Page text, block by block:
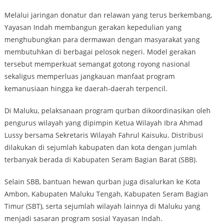
Melalui jaringan donatur dan relawan yang terus berkembang,
Yayasan Indah membangun gerakan kepedulian yang
menghubungkan para dermawan dengan masyarakat yang
membutuhkan di berbagai pelosok negeri. Model gerakan
tersebut memperkuat semangat gotong royong nasional
sekaligus memperluas jangkauan manfaat program
kemanusiaan hingga ke daerah-daerah terpencil.
Di Maluku, pelaksanaan program qurban dikoordinasikan oleh
pengurus wilayah yang dipimpin Ketua Wilayah Ibra Ahmad
Lussy bersama Sekretaris Wilayah Fahrul Kaisuku. Distribusi
dilakukan di sejumlah kabupaten dan kota dengan jumlah
terbanyak berada di Kabupaten Seram Bagian Barat (SBB).
Selain SBB, bantuan hewan qurban juga disalurkan ke Kota
Ambon, Kabupaten Maluku Tengah, Kabupaten Seram Bagian
Timur (SBT), serta sejumlah wilayah lainnya di Maluku yang
menjadi sasaran program sosial Yayasan Indah.